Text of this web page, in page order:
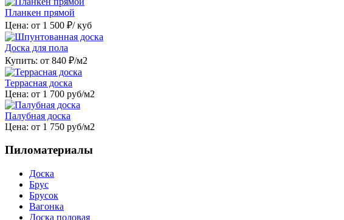
Планкен прямой
Цена: от 1 500 ₽/ куб
Доска для пола
Купить: от 840 ₽/м2
Террасная доска
Цена: от 1 700 руб/м2
Палубная доска
Цена: от 1 750 руб/м2
Пиломатериалы
Доска
Брус
Брусок
Вагонка
Доска половая